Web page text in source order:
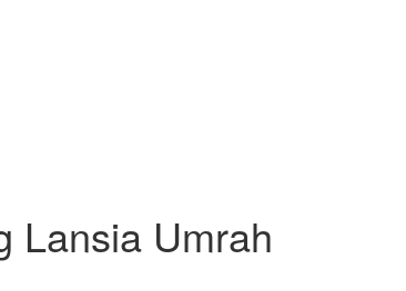
Lansia Umrah